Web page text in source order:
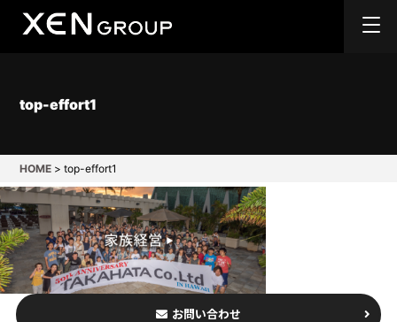
top-effort1
HOME >top-effort1
お問い合わせ